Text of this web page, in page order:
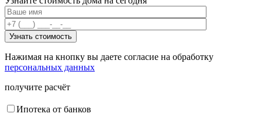
Нажимая на кнопку вы даете согласие на обработку
персональных данных
получите расчёт
Ипотека от банков